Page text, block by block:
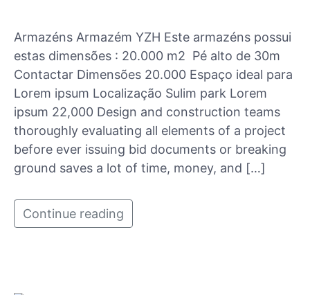
Armazéns Armazém YZH Este armazéns possui
estas dimensões : 20.000 m2 Pé alto de 30m
Contactar Dimensões 20.000 Espaço ideal para
Lorem ipsum Localização Sulim park Lorem
ipsum 22,000 Design and construction teams
thoroughly evaluating all elements of a project
before ever issuing bid documents or breaking
ground saves a lot of time, money, and […]
Continue reading